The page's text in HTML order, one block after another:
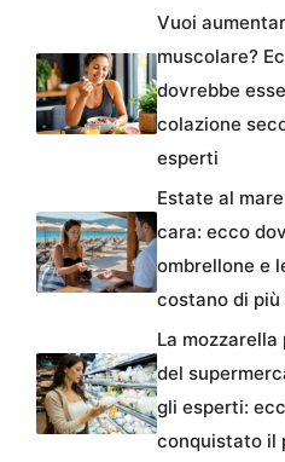
Vuoi
muscolare?
dovrebbe
colazione
esperti
Estate al
cara: ecco
ombrellone e
costano di più
La mozzarella
del
gli esperti:
conquistato il